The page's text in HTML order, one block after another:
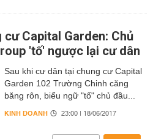
Capital Garden: Chủ
'tố' ngược lại cư dân
Sau khi cư dân tại chung cư Capital
Garden 102 Trường Chinh căng
băng rôn, biểu ngữ "tố" chủ đầu...
KINH DOANH 23:00 | 18/06/2017